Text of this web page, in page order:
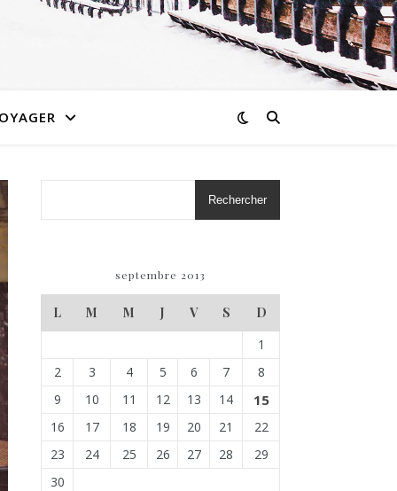
Rechercher
septembre 2013
L M M J V S
D
1
2
3 4 5 6 7
8
9
10 11 12 13 14 15
16 17 18 19 20 21
22
23
24 25 26 27 28
29
30